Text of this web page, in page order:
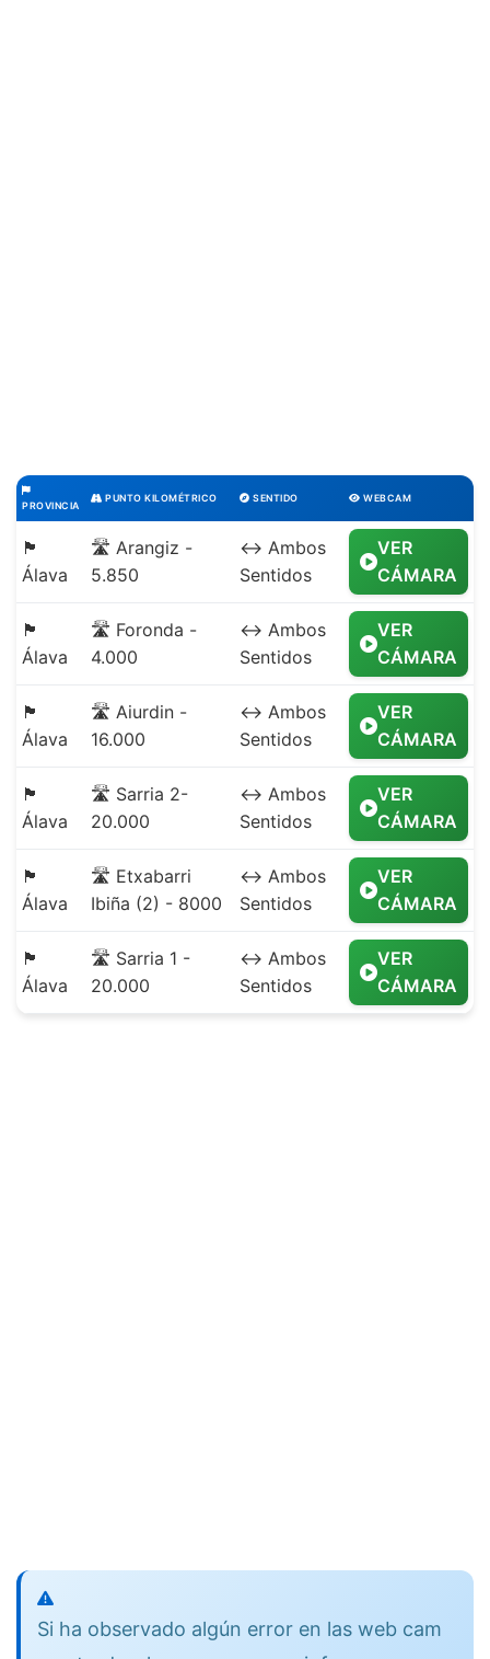
PROVINCIA
PUNTO KILOMÉTRICO SENTIDO WEBCAM
🏴
Álava
🛣️ Arangiz -
5.850
↔️ Ambos
Sentidos
VER
CÁMARA
🏴
Álava
🛣️ Foronda -
4.000
↔️ Ambos
Sentidos
VER
CÁMARA
🏴
Álava
🛣️ Aiurdin -
16.000
↔️ Ambos
Sentidos
VER
CÁMARA
🏴
Álava
🛣️ Sarria 2-
20.000
↔️ Ambos
Sentidos
VER
CÁMARA
🏴
Álava
🛣️ Etxabarri
Ibiña (2) - 8000
↔️ Ambos
Sentidos
VER
CÁMARA
🏴
Álava
🛣️ Sarria 1 -
20.000
↔️ Ambos
Sentidos
VER
CÁMARA
Si ha observado algún error en las web cam